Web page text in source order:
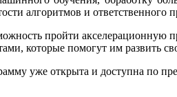
алгоритмов и ответственного
пройти акселерационную
которые помогут им развить
уже открыта и доступна по